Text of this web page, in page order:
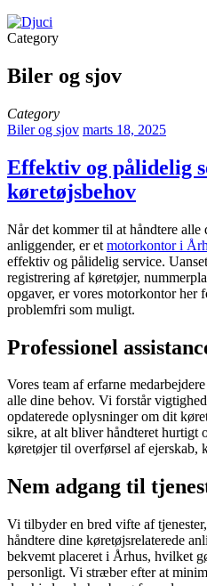
Category
Biler og sjov
Category
Biler og sjov marts 18, 2025
Effektiv og pålidelig
køretøjsbehov
Når det kommer til at håndtere alle
anliggender, er et motorkontor i
effektiv og pålidelig service.
registrering af køretøjer,
opgaver, er vores motorkontor her
problemfri som muligt.
Professionel
Vores team af erfarne
alle dine behov. Vi forstår
opdaterede oplysninger om dit
sikre, at alt bliver håndteret hurtigt
køretøjer til overførsel af ejerskab,
Nem adgang til
Vi tilbyder en bred vifte af
håndtere dine køretøjsrelaterede
bekvemt placeret i Århus, hvilket
personligt. Vi stræber efter at